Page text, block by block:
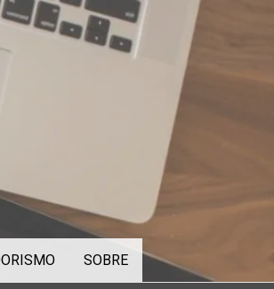
SOBRE